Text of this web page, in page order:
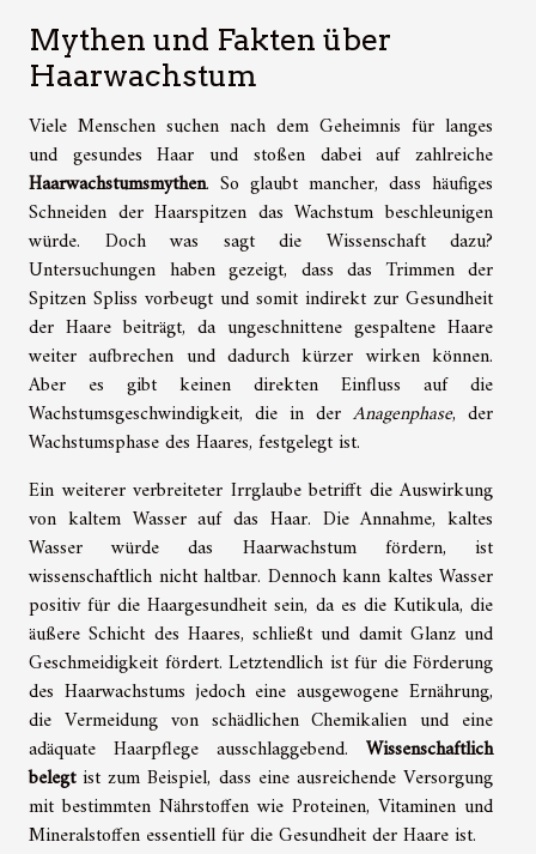
Mythen und Fakten über
Haarwachstum
Viele Menschen suchen nach dem Geheimnis für langes
und gesundes Haar und stoßen dabei auf zahlreiche
Haarwachstumsmythen. So glaubt mancher, dass häufiges
Schneiden der Haarspitzen das Wachstum beschleunigen
würde. Doch was sagt die Wissenschaft dazu?
Untersuchungen haben gezeigt, dass das Trimmen der
Spitzen Spliss vorbeugt und somit indirekt zur Gesundheit
der Haare beiträgt, da ungeschnittene gespaltene Haare
weiter aufbrechen und dadurch kürzer wirken können.
Aber es gibt keinen direkten Einfluss auf die
Wachstumsgeschwindigkeit, die in der Anagenphase, der
Wachstumsphase des Haares, festgelegt ist.
Ein weiterer verbreiteter Irrglaube betrifft die Auswirkung
von kaltem Wasser auf das Haar. Die Annahme, kaltes
Wasser würde das Haarwachstum fördern, ist
wissenschaftlich nicht haltbar. Dennoch kann kaltes Wasser
positiv für die Haargesundheit sein, da es die Kutikula, die
äußere Schicht des Haares, schließt und damit Glanz und
Geschmeidigkeit fördert. Letztendlich ist für die Förderung
des Haarwachstums jedoch eine ausgewogene Ernährung,
die Vermeidung von schädlichen Chemikalien und eine
adäquate Haarpflege ausschlaggebend. Wissenschaftlich
belegtist zum Beispiel, dass eine ausreichende Versorgung
mit bestimmten Nährstoffen wie Proteinen, Vitaminen und
Mineralstoffen essentiell für die Gesundheit der Haare ist.